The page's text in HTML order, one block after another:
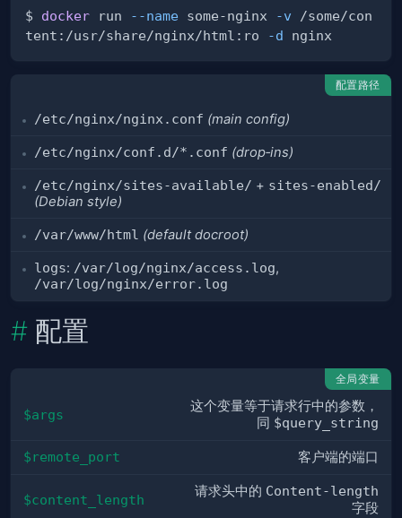
$ docker run --name some-nginx -v /some/con
tent:/usr/share/nginx/html:ro
-d
配置路径
/etc/nginx/nginx.conf (main config)
/etc/nginx/conf.d/*.conf (drop‑ins)
/etc/nginx/sites-available/ + sites-enabled/
(Debian style)
/var/www/html (default docroot)
logs: /var/log/nginx/access.log,
/var/log/nginx/error.log
配置
全局变量
$args
这个变量等于请求行中的参数，
同 $query_string
$remote_port 客户端的端口
$content_length
请求头中的 Content-length
字段